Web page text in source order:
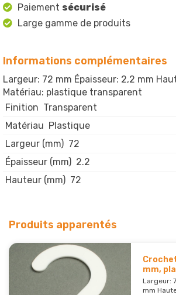
Paiement sécurisé
Large gamme de produits
Informations complémentaires
Largeur: 72 mm Épaisseur: 2,2 mm
Matériau: plastique transparent
Finition Transparent
Matériau Plastique
Largeur (mm) 72
Épaisseur (mm) 2.2
Hauteur (mm) 72
Produits apparentés
mm,
Largeur:
mm